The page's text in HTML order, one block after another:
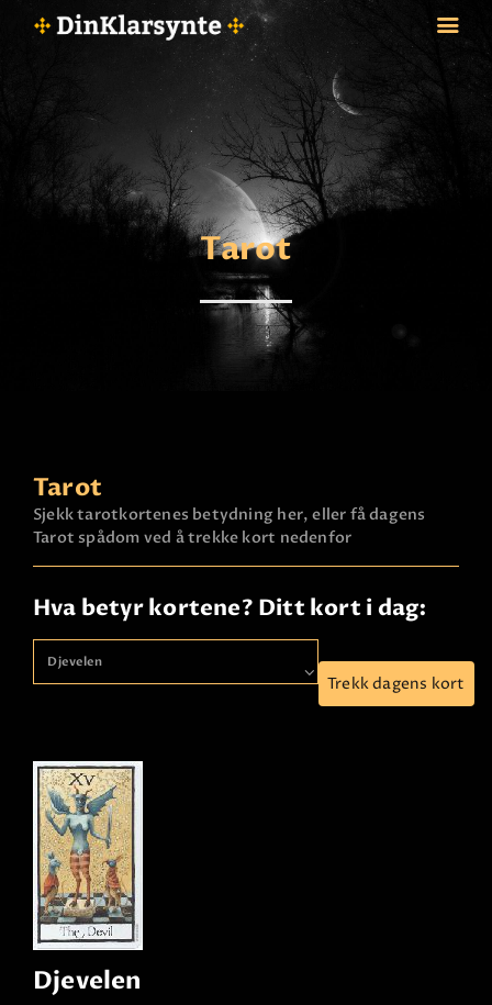
FORSIDE
ASTROLOGI
STJERNETEGN
TAROTKORT
KLARSYNTE
Tarot
Tarot
Sjekk tarotkortenes betydning her, eller få dagens
Tarot spådom ved å trekke kort nedenfor
Hva betyr kortene? Ditt kort i dag:
Trekk dagens kort
Djevelen